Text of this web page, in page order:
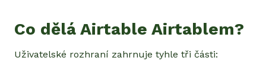
Co dělá Airtable Airtablem?
Uživatelské rozhraní zahrnuje tyhle tři části: